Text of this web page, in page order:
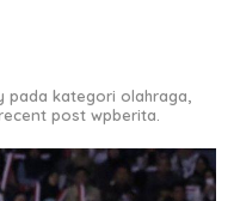
kategori olahraga,
post wpberita.